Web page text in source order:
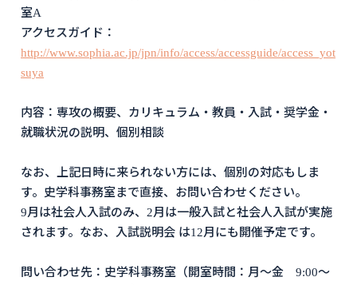
室A
アクセスガイド：
http://www.sophia.ac.jp/jpn/info/access/accessguide/access_yot
suya
内容：専攻の概要、カリキュラム・教員・入試・奨学金・
就職状況の説明、個別相談
なお、上記日時に来られない方には、個別の対応もしま
す。史学科事務室まで直接、お問い合わせください。
9月は社会人入試のみ、2月は一般入試と社会人入試が実施
されます。なお、入試説明会 は12月にも開催予定です。
問い合わせ先：史学科事務室（開室時間：月〜金 9:00〜